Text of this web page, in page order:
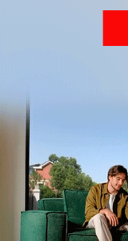
Обзор
Pro: гибкий